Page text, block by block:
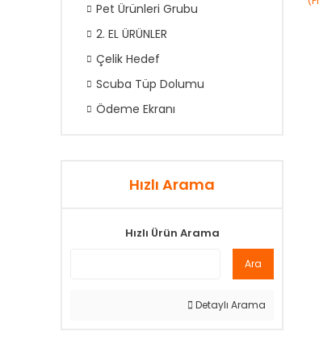
Pet Ürünleri Grubu
2. EL ÜRÜNLER
Çelik Hedef
Scuba Tüp Dolumu
Ödeme Ekranı
Hızlı Arama
Hızlı Ürün Arama
Ara
Detaylı Arama